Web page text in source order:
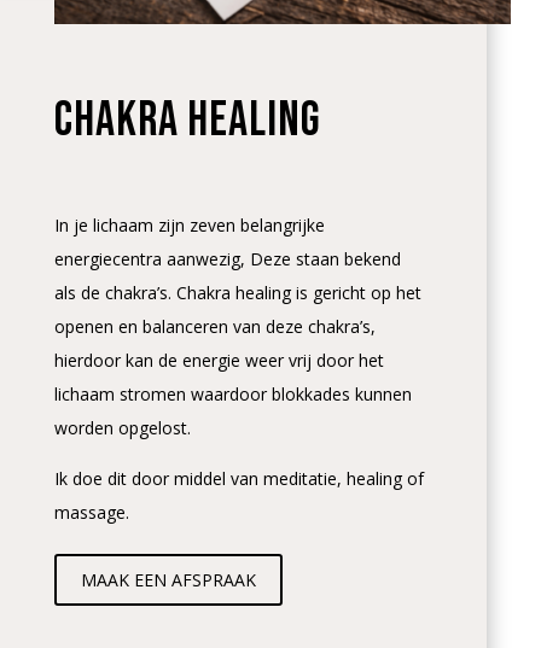
chakra healing
In je lichaam zijn zeven belangrijke
energiecentra aanwezig, Deze staan bekend
als de chakra’s. Chakra healing is gericht op het
openen en balanceren van deze chakra’s,
hierdoor kan de energie weer vrij door het
lichaam stromen waardoor blokkades kunnen
worden opgelost.
Ik doe dit door middel van meditatie, healing of
massage.
MAAK EEN AFSPRAAK